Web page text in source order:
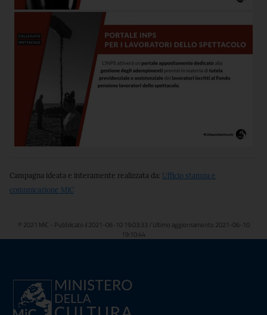
Campagna ideata e interamente realizzata da: Ufficio stampa e
comunicazione MiC
© 2021 MiC - Pubblicato il 2021-06-10 19:03:33 / Ultimo aggiornamento 2021-06-10
19:10:44